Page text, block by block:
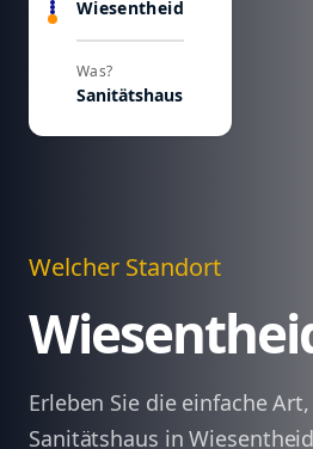
Wiesentheid
Was?
Sanitätshaus
Welcher Standort
Erleben Sie die einfache
Sanitätshaus in